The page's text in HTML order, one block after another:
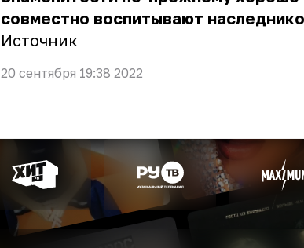
совместно воспитывают
Источник
20 сентября 19:38 2022